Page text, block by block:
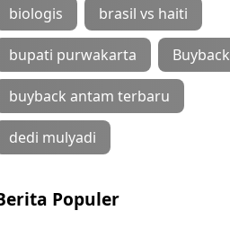
biologis brasil vs haiti
bupati purwakarta Buyback
buyback antam terbaru
dedi mulyadi
Populer